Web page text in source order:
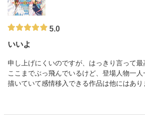
5.0
いいよ
申し上げにくいのですが、はっきり言って最
ここまでぶっ飛んでいるけど、登場人物一人
描いていて感情移入できる作品は他にはあり